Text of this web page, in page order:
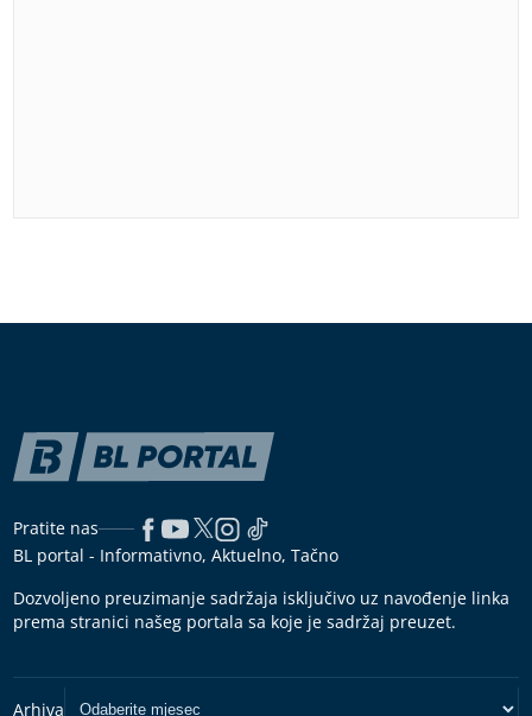
Pratite nas
BL portal - Informativno, Aktuelno, Tačno
Dozvoljeno preuzimanje sadržaja isključivo uz navođenje linka
prema stranici našeg portala sa koje je sadržaj preuzet.